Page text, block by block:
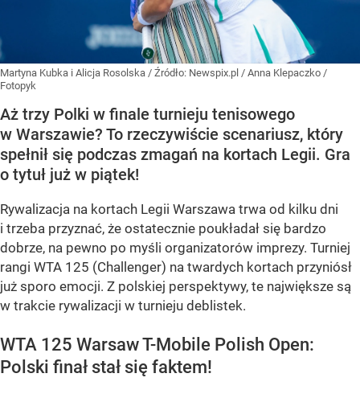
Martyna Kubka i Alicja Rosolska / Źródło: Newspix.pl / Anna Klepaczko /
Fotopyk
Aż trzy Polki w finale turnieju tenisowego
w Warszawie? To rzeczywiście scenariusz, który
spełnił się podczas zmagań na kortach Legii. Gra
o tytuł już w piątek!
Rywalizacja na kortach Legii Warszawa trwa od kilku dni
i trzeba przyznać, że ostatecznie poukładał się bardzo
dobrze, na pewno po myśli organizatorów imprezy. Turniej
rangi WTA 125 (Challenger) na twardych kortach przyniósł
już sporo emocji. Z polskiej perspektywy, te największe są
w trakcie rywalizacji w turnieju deblistek.
WTA 125 Warsaw T-Mobile Polish Open:
Polski finał stał się faktem!